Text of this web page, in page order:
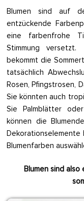
Blumen sind auf
entzückende
eine farbenfrohe
Stimmung
bekommt die
tatsächlich
Rosen, Pfingstrosen,
Sie könnten auch
Sie Palmblätter
können die
Dekorationselemente
Blumenfarben
Blumen sind